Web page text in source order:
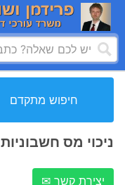
חיפוש מתקדם
ניכוי מס חשבוניות
יצירת קשר ✉